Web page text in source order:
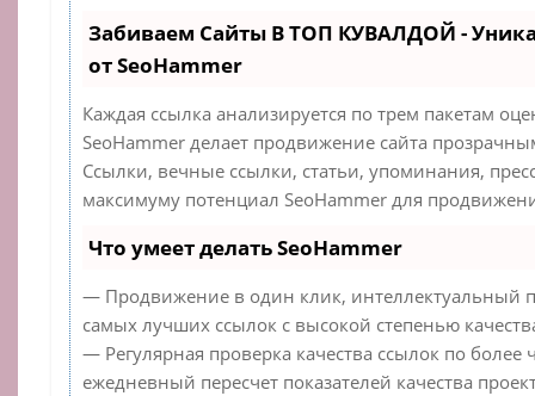
Забиваем Сайты В ТОП КУВАЛДОЙ -
от SeoHammer
Каждая ссылка анализируется по трем пакетам
SeoHammer делает продвижение сайта
Ссылки, вечные ссылки, статьи, упоминания,
максимуму потенциал SeoHammer для
Что умеет делать SeoHammer
— Продвижение в один клик, интеллектуальный
самых лучших ссылок с высокой степенью
— Регулярная проверка качества ссылок по более
ежедневный пересчет показателей качества